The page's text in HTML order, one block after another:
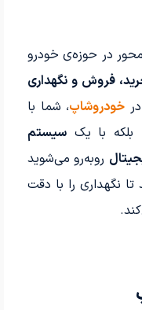
در حوزه‌ی خودرو
فروش و نگهداری
خودروشاپ، شما با
بلکه با یکسیستم
روبه‌رو می‌شوید
نگهداری را با دقت